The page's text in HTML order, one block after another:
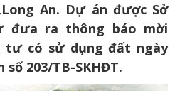
An. Dự án được Sở
đưa ra thông báo mời
tư có sử dụng đất ngày
số 203/TB-SKHĐT.